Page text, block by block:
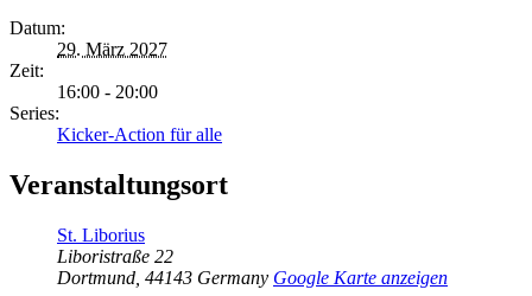
Datum:
29. März 2027
Zeit:
16:00 - 20:00
Series:
Kicker-Action für alle
Veranstaltungsort
St. Liborius
Liboristraße 22
Dortmund 44143 Germany Google Karte anzeigen